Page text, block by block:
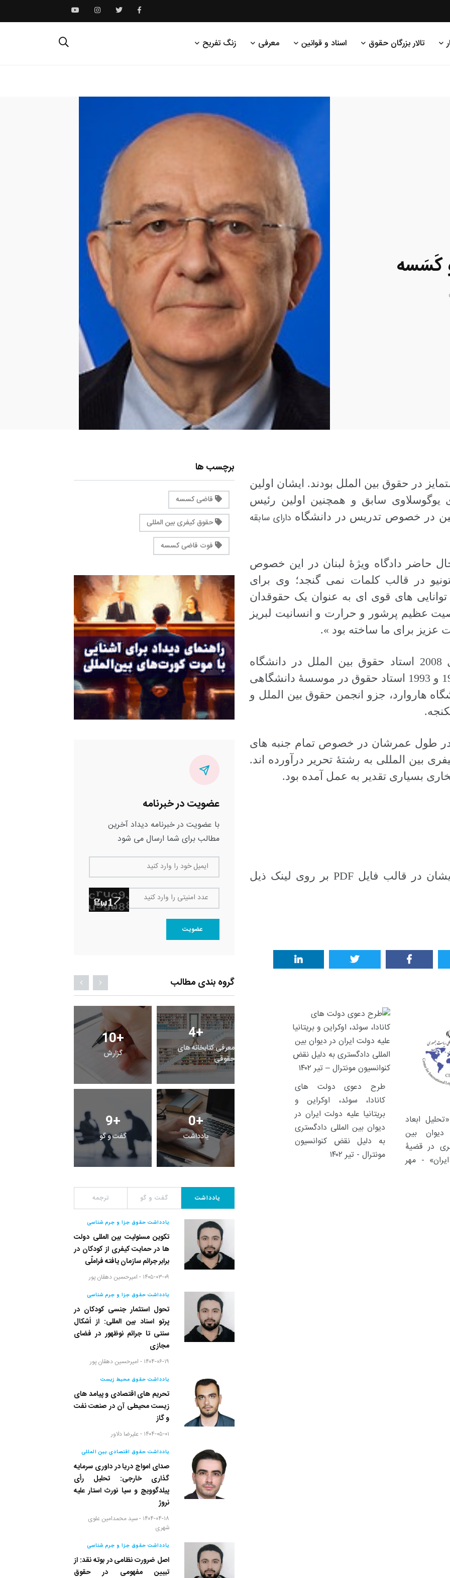
تالار بزرگان حقوق اسناد و قوانین معرفی زنگ تفریح
کَسَسه
در حقوق بین الملل بودند. ایشان اولین
یوگوسلاوی سابق و همچنین اولین رئیس
در خصوص تدریس در دانشگاه دارای سابقه
حاضر دادگاه ویژۀ لبنان در این خصوص
در قالب کلمات نمی گنجد؛ وی برای
توانایی های قوی ای به عنوان یک حقوقدان
عظیم پرشور و حرارت و انسانیت لبریز
برای ما ساخته بود ».
قاضی کسسه از سال 1975 تا سال 2008 استاد حقوق بین الملل در دانشگاه
فلورانسِ ایتالیا بود. بین سال های 1987 و 1993 استاد حقوق در موسسۀ دانشگاهی
هاروارد، جزو انجمن حقوق بین الملل و
در طول عمرشان در خصوص تمام جنبه های
بین المللی به رشتۀ تحریر درآورده اند.
بسیاری تقدیر به عمل آمده بود.
برای مشاهده و دریافت زندگینامۀ ایشان در قالب فایل PDF بر روی لینک ذیل
ابعاد
بین
در قضیۀ
- مهر
طرح دعوی دولت های
کانادا، سوئد، اوکراین و
بریتانیا علیه دولت ایران در
دیوان بین المللی دادگستری
به دلیل نقض کنوانسیون
مونترال - تیر ۱۴۰۲
برچسب ها
قاضی کسسه
حقوق کیفری بین المللی
فوت قاضی کسسه
عضویت در خبرنامه
با عضویت در خبرنامه دیداد آخرین
مطالب برای شما ارسال می شود
ایمیل خود را وارد کنید
عدد امنیتی را وارد کنید
عضویت
گروه بندی مطالب
10+
گزارش
4+
معرفی کتابخانه های
حقوقی
9+
گفت و گو
0+
یادداشت
3+
راهنما
413+
رویداد
2
اینترنتی
10
و هنر
یادداشت گفت و گو ترجمه
یادداشت حقوق جزا و جرم شناسی
تکوین مسئولیت بین المللی دولت
ها در حمایت کیفری از کودکان در
برابر جرائم سازمان یافته فراملّی
۱۴۰۵-۰۳-۰۹ - امیرحسین دهقان پور
یادداشت حقوق جزا و جرم شناسی
تحول استثمار جنسی کودکان در
پرتو اسناد بین المللی: از اَشکال
سنتی تا جرائم نوظهور در فضای
مجازی
۱۴۰۴-۰۶-۱۹ - امیرحسین دهقان پور
یادداشت حقوق محیط زیست
تحریم های اقتصادی و پیامد های
زیست محیطی آن در صنعت نفت
و گاز
۱۴۰۴-۰۵-۰۱ - علیرضا دلاور
یادداشت حقوق اقتصادی بین المللی
صدای امواج دریا در داوری سرمایه
گذاری خارجی: تحلیل رأی
پیلدگوویچ و سیا نورث استار علیه
نروژ
۱۴۰۴-۰۴-۱۸ - سید محمدامین علوی
شهری
یادداشت حقوق جزا و جرم شناسی
اصل ضرورت نظامی در بوته نقد: از
تبیین مفهومی در حقوق